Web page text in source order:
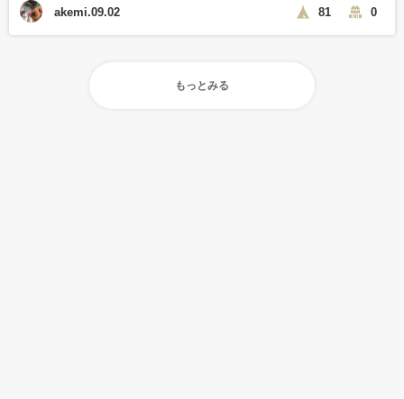
akemi.09.02 81 0
もっとみる